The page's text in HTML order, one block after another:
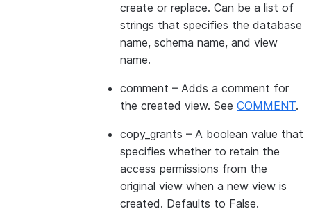
create or replace. Can be a list of
strings that specifies the database
name, schema name, and view
name.
comment – Adds a comment for
the created view. See COMMENT.
copy_grants – A boolean value that
specifies whether to retain the
access permissions from the
original view when a new view is
created. Defaults to False.